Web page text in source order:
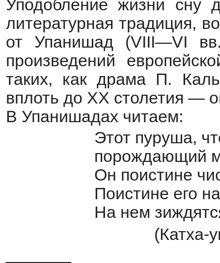
Уподобление жизни сну
литературная традиция,
от Упанишад (VIII—VI
произведений
таких, как драма П.
вплоть до ХХ столетия —
В Упанишадах читаем:
Этот пуруша,
порождающий
Он поистине
Поистине его
На нем
(Катха-